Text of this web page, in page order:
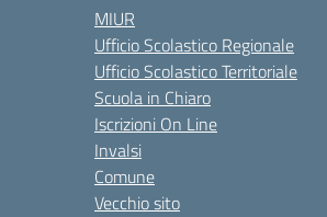
MIUR
Ufficio Scolastico Regionale
Ufficio Scolastico Territoriale
Scuola in Chiaro
Iscrizioni On Line
Invalsi
Comune
Vecchio sito